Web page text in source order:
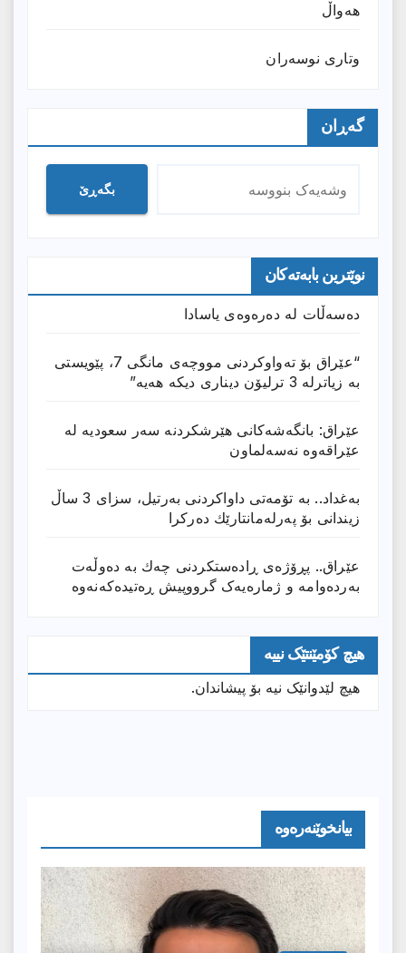
هەواڵ
وتارى نوسەران
گەڕان
بگەڕێ
نوێترین بابەتەکان
دەسەڵات لە دەرەوەی یاسادا
“عێراق بۆ تەواوکردنی مووچەی مانگى 7، پێویستی
بە زیاترلە 3 ترلیۆن دیناری دیکە هەیە”
عێراق: بانگەشەكانی هێرشكردنە سەر سعودیە لە
عێراقەوە نەسەلماون
بەغداد.. بە تۆمەتی داواكردنی بەرتیل، سزای 3 ساڵ
زیندانی بۆ پەرلەمانتارێك دەركرا
عێراق.. پڕۆژەی ڕادەستكردنی چەك بە دەوڵەت
بەردەوامە و ژمارەیەک گرووپیش ڕەتیدەکەنەوە
هیچ کۆمێنتێک نییە
هیچ لێدوانێک نیە بۆ پیشاندان.
بیانخوێنەرەوە